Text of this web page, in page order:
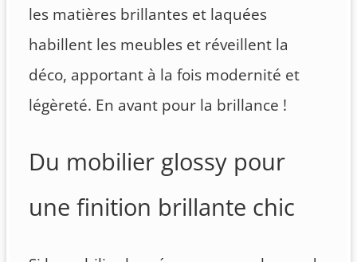
les matières brillantes et laquées
habillent les meubles et réveillent la
déco, apportant à la fois modernité et
légèreté. En avant pour la brillance !
Du mobilier glossy pour
une finition brillante chic